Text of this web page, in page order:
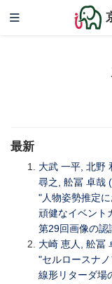
最新
大武 一平, 北野
尋之, 舩冨 卓哉
"人物姿勢推定
頑健なイベント
第29回画像の認
大崎 恵人, 舩冨
"セルロースナ
線形リターダ場